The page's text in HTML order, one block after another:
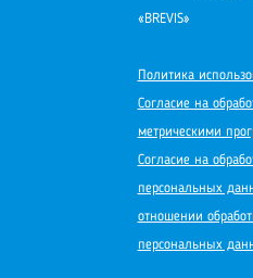
«BREVIS»
Политика
Согласие на
метрическими
Согласие на
персональных
отношении
персональных